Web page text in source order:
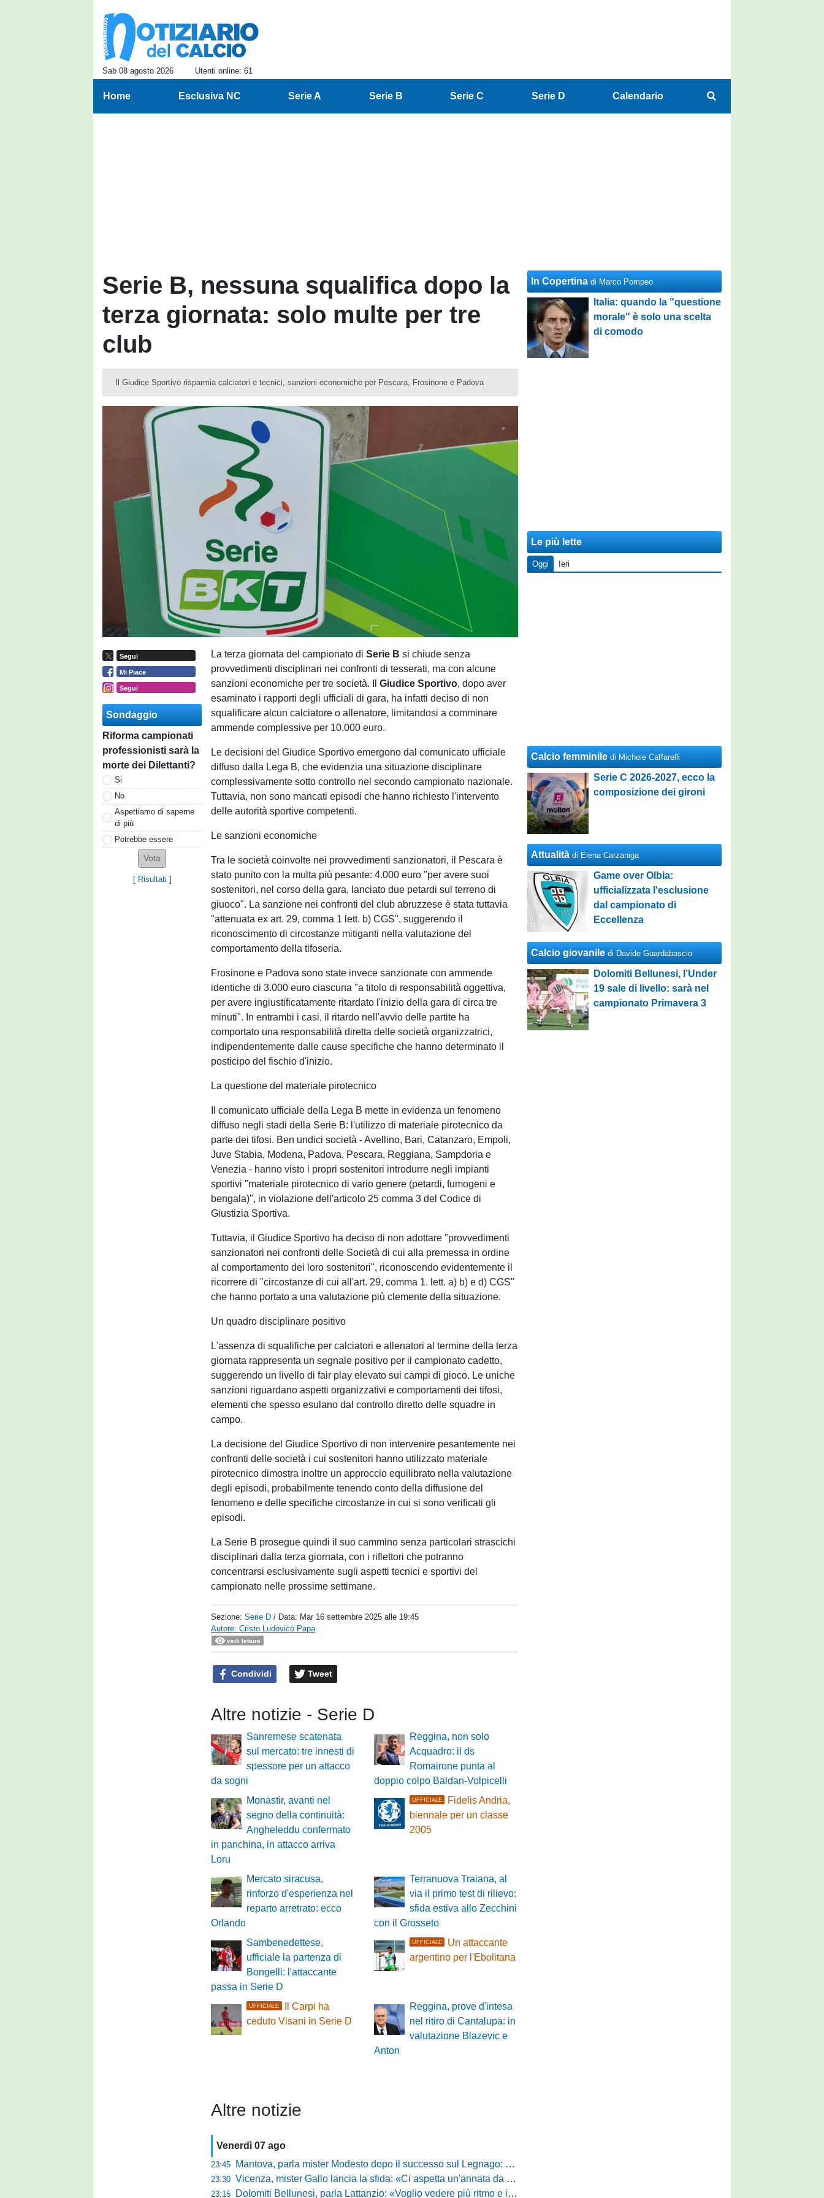
Sab 08 agosto 2026 Utenti online: 61
Home Esclusiva NC Serie A Serie B Serie C Serie D Calendario
Serie B, nessuna squalifica dopo la
terza giornata: solo multe per tre
club
Il Giudice Sportivo risparmia calciatori e tecnici, sanzioni economiche per Pescara, Frosinone e Padova
Segui
Mi Piace
Segui
Sondaggio
Riforma campionati
professionisti sarà la
morte dei Dilettanti?
Si
No
Aspettiamo di saperne
di più
Potrebbe essere
[ Risultati ]
La terza giornata del campionato diSerie Bsi chiude senza
provvedimenti disciplinari nei confronti di tesserati, ma con alcune
sanzioni economiche per tre società. IlGiudice Sportivo, dopo aver
esaminato i rapporti degli ufficiali di gara, ha infatti deciso di non
squalificare alcun calciatore o allenatore, limitandosi a comminare
ammende complessive per 10.000 euro.
Le decisioni del Giudice Sportivo emergono dal comunicato ufficiale
diffuso dalla Lega B, che evidenzia una situazione disciplinare
complessivamente sotto controllo nel secondo campionato nazionale.
Tuttavia, non sono mancati episodi che hanno richiesto l'intervento
delle autorità sportive competenti.
Le sanzioni economiche
Tra le società coinvolte nei provvedimenti sanzionatori, il Pescara è
stato punito con la multa più pesante: 4.000 euro "per avere suoi
sostenitori, nel corso della gara, lanciato due petardi sul terreno di
giuoco". La sanzione nei confronti del club abruzzese è stata tuttavia
"attenuata ex art. 29, comma 1 lett. b) CGS", suggerendo il
riconoscimento di circostanze mitiganti nella valutazione del
comportamento della tifoseria.
Frosinone e Padova sono state invece sanzionate con ammende
identiche di 3.000 euro ciascuna "a titolo di responsabilità oggettiva,
per avere ingiustificatamente ritardato l'inizio della gara di circa tre
minuti". In entrambi i casi, il ritardo nell'avvio delle partite ha
comportato una responsabilità diretta delle società organizzatrici,
indipendentemente dalle cause specifiche che hanno determinato il
posticipo del fischio d'inizio.
La questione del materiale pirotecnico
Il comunicato ufficiale della Lega B mette in evidenza un fenomeno
diffuso negli stadi della Serie B: l'utilizzo di materiale pirotecnico da
parte dei tifosi. Ben undici società - Avellino, Bari, Catanzaro, Empoli,
Juve Stabia, Modena, Padova, Pescara, Reggiana, Sampdoria e
Venezia - hanno visto i propri sostenitori introdurre negli impianti
sportivi "materiale pirotecnico di vario genere (petardi, fumogeni e
bengala)", in violazione dell'articolo 25 comma 3 del Codice di
Giustizia Sportiva.
Tuttavia, il Giudice Sportivo ha deciso di non adottare "provvedimenti
sanzionatori nei confronti delle Società di cui alla premessa in ordine
al comportamento dei loro sostenitori", riconoscendo evidentemente il
ricorrere di "circostanze di cui all'art. 29, comma 1. lett. a) b) e d) CGS"
che hanno portato a una valutazione più clemente della situazione.
Un quadro disciplinare positivo
L'assenza di squalifiche per calciatori e allenatori al termine della terza
giornata rappresenta un segnale positivo per il campionato cadetto,
suggerendo un livello di fair play elevato sui campi di gioco. Le uniche
sanzioni riguardano aspetti organizzativi e comportamenti dei tifosi,
elementi che spesso esulano dal controllo diretto delle squadre in
campo.
La decisione del Giudice Sportivo di non intervenire pesantemente nei
confronti delle società i cui sostenitori hanno utilizzato materiale
pirotecnico dimostra inoltre un approccio equilibrato nella valutazione
degli episodi, probabilmente tenendo conto della diffusione del
fenomeno e delle specifiche circostanze in cui si sono verificati gli
episodi.
La Serie B prosegue quindi il suo cammino senza particolari strascichi
disciplinari dalla terza giornata, con i riflettori che potranno
concentrarsi esclusivamente sugli aspetti tecnici e sportivi del
campionato nelle prossime settimane.
Sezione:Serie D / Data: Mar 16 settembre 2025 alle 19:45
Autore: Cristo Ludovico Papa
vedi letture
Condividi Tweet
Altre notizie - Serie D
Sanremese scatenata
sul mercato: tre innesti di
spessore per un attacco
da sogni
Reggina, non solo
Acquadro: il ds
Romairone punta al
doppio colpo Baldan-Volpicelli
Monastir, avanti nel
segno della continuità:
Angheleddu confermato
in panchina, in attacco arriva
Loru
UFFICIALE
Fidelis Andria,
biennale per un classe
2005
Mercato siracusa,
rinforzo d'esperienza nel
reparto arretrato: ecco
Orlando
Terranuova Traiana, al
via il primo test di rilievo:
sfida estiva allo Zecchini
con il Grosseto
Sambenedettese,
ufficiale la partenza di
Bongelli: l'attaccante
passa in Serie D
UFFICIALE
Un attaccante
argentino per l'Ebolitana
UFFICIALE
Il Carpi ha
ceduto Visani in Serie D
Reggina, prove d'intesa
nel ritiro di Cantalupa: in
valutazione Blazevic e
Anton
Altre notizie
Venerdì 07 ago
23:45 Mantova, parla mister Modesto dopo il successo sul Legnago: "Buona tenuta nervosa, ma dobbiamo migliorare"
23:30 Vicenza, mister Gallo lancia la sfida: «Ci aspetta un'annata da protagonisti in B, ma qui nessuno ha il posto fisso»
23:15 Dolomiti Bellunesi, parla Lattanzio: «Voglio vedere più ritmo e intensità, dobbiamo lasciare tutto sul campo»
In Copertina di Marco Pompeo
Italia: quando la "questione
morale" è solo una scelta
di comodo
Le più lette
Oggi Ieri
Calcio femminile di Michele Caffarelli
Serie C 2026-2027, ecco la
composizione dei gironi
Attualità di Elena Carzaniga
Game over Olbia:
ufficializzata l'esclusione
dal campionato di
Eccellenza
Calcio giovanile di Davide Guardabascio
Dolomiti Bellunesi, l’Under
19 sale di livello: sarà nel
campionato Primavera 3